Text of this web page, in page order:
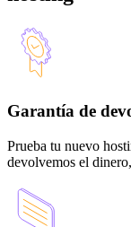
Garantía de
Prueba tu nuevo
devolvemos el